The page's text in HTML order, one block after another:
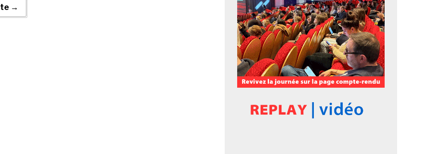
→